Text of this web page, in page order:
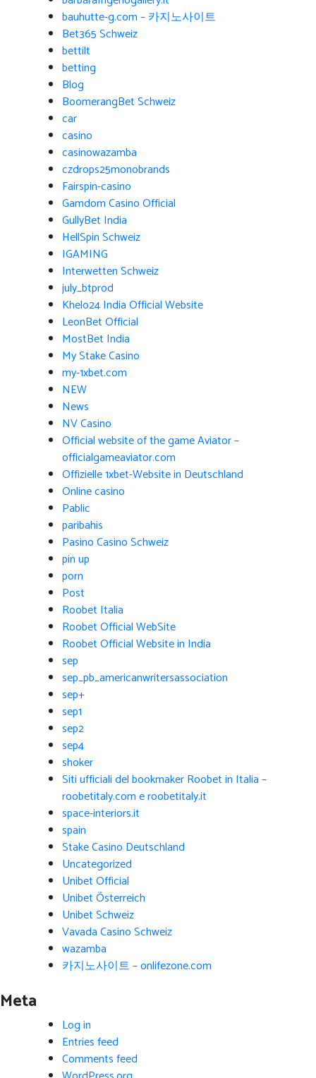
bauhutte-g.com – 카지노사이트
Bet365 Schweiz
bettilt
betting
Blog
BoomerangBet Schweiz
car
casino
casinowazamba
czdrops25monobrands
Fairspin-casino
Gamdom Casino Official
GullyBet India
HellSpin Schweiz
IGAMING
Interwetten Schweiz
july_btprod
Khelo24 India Official Website
LeonBet Official
MostBet India
My Stake Casino
my-1xbet.com
NEW
News
NV Casino
Official website of the game Aviator –
officialgameaviator.com
Offizielle 1xbet-Website in Deutschland
Online casino
Pablic
paribahis
Pasino Casino Schweiz
pin up
porn
Post
Roobet Italia
Roobet Official WebSite
Roobet Official Website in India
sep
sep_pb_americanwritersassociation
sep+
sep1
sep2
sep4
shoker
Siti ufficiali del bookmaker Roobet in Italia –
roobetitaly.com e roobetitaly.it
space-interiors.it
spain
Stake Casino Deutschland
Uncategorized
Unibet Official
Unibet Österreich
Unibet Schweiz
Vavada Casino Schweiz
wazamba
카지노사이트 – onlifezone.com
Meta
Log in
Entries feed
Comments feed